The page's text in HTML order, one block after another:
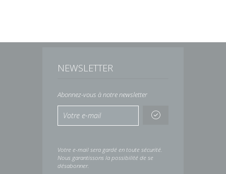
NEWSLETTER
Abonnez-vous à notre newsletter
Votre e-mail sera gardé en toute sécurité.
Nous garantissons la possibilité de se
désabonner.